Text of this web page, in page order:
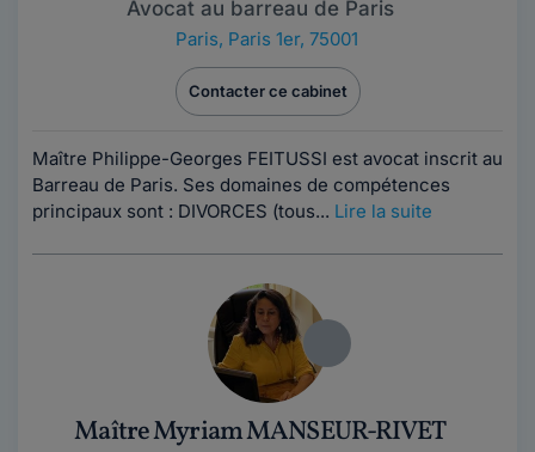
Avocat au barreau de Paris
Paris, Paris 1er, 75001
Contacter ce cabinet
Maître Philippe-Georges FEITUSSI est avocat inscrit au
Barreau de Paris. Ses domaines de compétences
principaux sont : DIVORCES (tous... Lire la suite
Maître Myriam MANSEUR-RIVET